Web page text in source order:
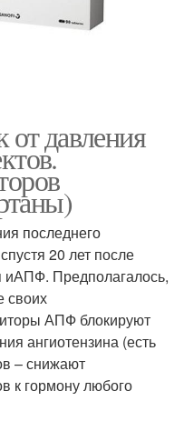
от давления
последнего
20 лет после
иАПФ. Предполагалось,
своих
АПФ блокируют
ангиотензина (есть
– снижают
к гормону любого